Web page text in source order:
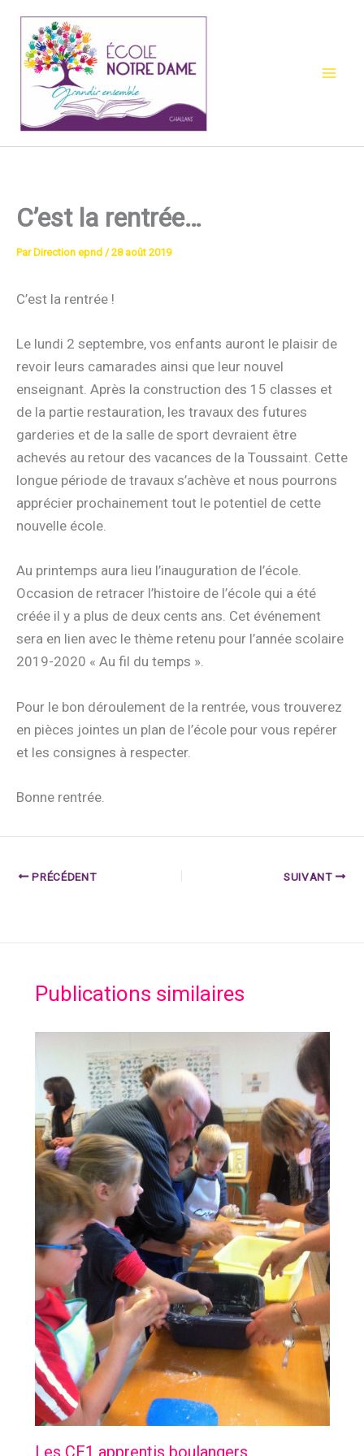
contenu
C’est la rentrée…
Par Direction epnd /28 août 2019
C’est la rentrée !
Le lundi 2 septembre, vos enfants auront le plaisir de
revoir leurs camarades ainsi que leur nouvel
enseignant. Après la construction des 15 classes et
de la partie restauration, les travaux des futures
garderies et de la salle de sport devraient être
achevés au retour des vacances de la Toussaint. Cette
longue période de travaux s’achève et nous pourrons
apprécier prochainement tout le potentiel de cette
nouvelle école.
Au printemps aura lieu l’inauguration de l’école.
Occasion de retracer l’histoire de l’école qui a été
créée il y a plus de deux cents ans. Cet événement
sera en lien avec le thème retenu pour l’année scolaire
2019-2020 « Au fil du temps ».
Pour le bon déroulement de la rentrée, vous trouverez
en pièces jointes un plan de l’école pour vous repérer
et les consignes à respecter.
Bonne rentrée.
PRÉCÉDENT SUIVANT
Publications similaires